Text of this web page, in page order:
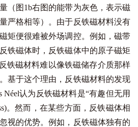
（图1b右图的能带为灰色，表示磁
严格相等）。由于反铁磁材料没有
矩便很难被外场调控。例如，磁带
铁磁体时，反铁磁体中的原子磁矩
铁磁材料难以像铁磁储存介质那样
基于这个理由，反铁磁材料的发现
认为反铁磁材料是“有趣但无用
。然而，在某些方面，反铁磁体相
视的优势。例如，反铁磁体独有的